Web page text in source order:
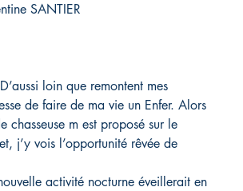
SANTIER
loin que remontent mes
de faire de ma vie un Enfer. Alors
chasseuse m est proposé sur le
j’y vois l’opportunité rêvée de
activité nocturne éveillerait en